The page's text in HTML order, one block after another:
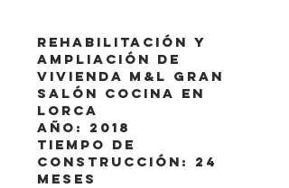
Rehabilitación y
ampliación de
ViVienda M&L Gran
salón Cocina en
Lorca
Año: 2018
Tiempo de
construcción: 24
meses